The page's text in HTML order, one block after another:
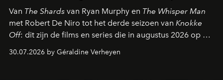
Van The Shards van Ryan Murphy en The Whisper Man
met Robert De Niro tot het derde seizoen van Knokke
Off: dit zijn de films en series die in augustus 2026 op de
30.07.2026 by Géraldine Verheyen